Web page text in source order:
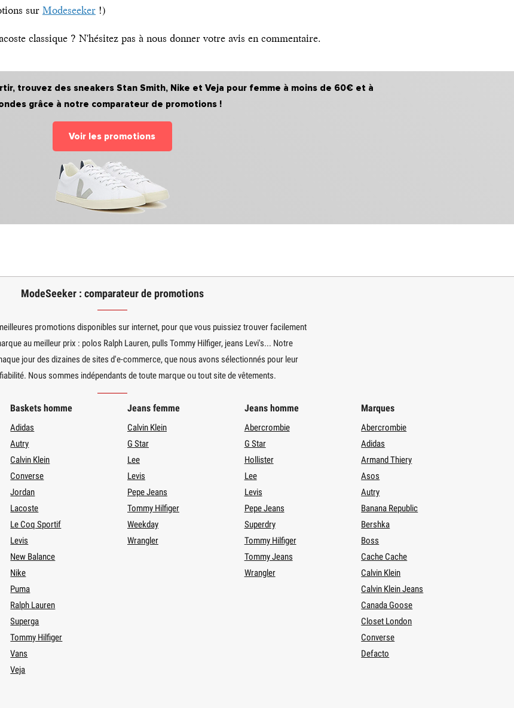
sur Modeseeker !)
classique ? N'hésitez pas à nous donner votre avis en commentaire.
trouvez des sneakers Stan Smith, Nike et Veja pour femme à moins de 60€ et à
grâce à notre comparateur de promotions !
Voir les promotions
ModeSeeker : comparateur de promotions
promotions disponibles sur internet, pour que vous puissiez trouver facilement
au meilleur prix : polos Ralph Lauren, pulls Tommy Hilfiger, jeans Levi's... Notre
jour des dizaines de sites d'e-commerce, que nous avons sélectionnés pour leur
Nous sommes indépendants de toute marque ou tout site de vêtements.
Baskets homme
Adidas
Autry
Calvin Klein
Converse
Jordan
Lacoste
Le Coq Sportif
Levis
New Balance
Nike
Puma
Ralph Lauren
Superga
Tommy Hilfiger
Vans
Veja
Jeans femme
Calvin Klein
G Star
Lee
Levis
Pepe Jeans
Tommy Hilfiger
Weekday
Wrangler
Jeans homme
Abercrombie
G Star
Hollister
Lee
Levis
Pepe Jeans
Superdry
Tommy Hilfiger
Tommy Jeans
Wrangler
Marques
Abercrombie
Adidas
Armand Thiery
Asos
Autry
Banana Republic
Bershka
Boss
Cache Cache
Calvin Klein
Calvin Klein Jeans
Canada Goose
Closet London
Converse
Defacto